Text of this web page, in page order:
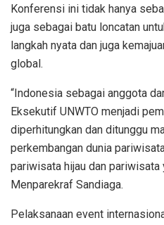
Konferensi ini tidak hanya
juga sebagai batu loncatan
langkah nyata dan juga
global.
“Indonesia sebagai anggota
Eksekutif UNWTO menjadi
diperhitungkan dan ditunggu
perkembangan dunia
pariwisata hijau dan pariwisata
Menparekraf Sandiaga.
Pelaksanaan event